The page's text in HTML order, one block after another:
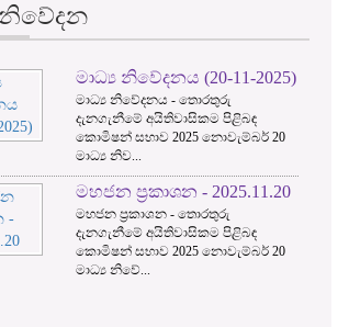
නිවේදන
මාධ්‍ය නිවේදනය (20-11-2025)
මාධ්‍ය නිවේදනය - තොරතුරු
දැනගැනීමේ අයිතිවාසිකම පිළිබඳ
කොමිෂන් සභාව 2025 නොවැම්බර් 20
මාධ්‍ය නිව...
මහජන ප්‍රකාශන - 2025.11.20
මහජන ප්‍රකාශන - තොරතුරු
දැනගැනීමේ අයිතිවාසිකම පිළිබඳ
කොමිෂන් සභාව 2025 නොවැම්බර් 20
මාධ්‍ය නිවේ...